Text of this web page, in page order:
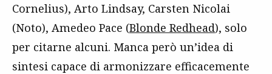
Cornelius), Arto Lindsay, Carsten Nicolai
(Noto), Amedeo Pace (Blonde Redhead), solo
per citarne alcuni. Manca però un’idea di
sintesi capace di armonizzare efficacemente